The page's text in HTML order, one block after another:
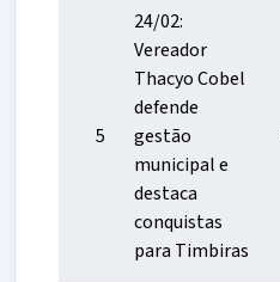
5
24/02:
Vereador
Thacyo Cobel
defende
gestão
municipal e
destaca
conquistas
para Timbiras